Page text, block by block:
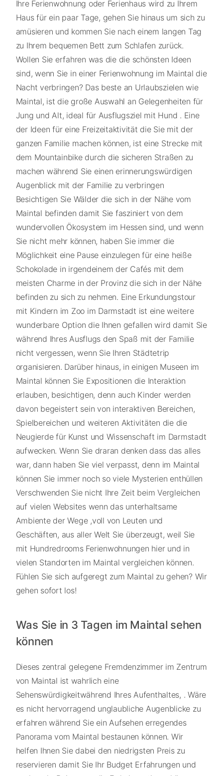
Ihre Ferienwohnung oder Ferienhaus wird zu Ihrem
Haus für ein paar Tage, gehen Sie hinaus um sich zu
amüsieren und kommen Sie nach einem langen Tag
zu Ihrem bequemen Bett zum Schlafen zurück.
Wollen Sie erfahren was die die schönsten Ideen
sind, wenn Sie in einer Ferienwohnung im Maintal die
Nacht verbringen? Das beste an Urlaubszielen wie
Maintal, ist die große Auswahl an Gelegenheiten für
Jung und Alt, ideal für Ausflugsziel mit Hund . Eine
der Ideen für eine Freizeitaktivität die Sie mit der
ganzen Familie machen können, ist eine Strecke mit
dem Mountainbike durch die sicheren Straßen zu
machen während Sie einen erinnerungswürdigen
Augenblick mit der Familie zu verbringen
Besichtigen Sie Wälder die sich in der Nähe vom
Maintal befinden damit Sie fasziniert von dem
wundervollen Ökosystem im Hessen sind, und wenn
Sie nicht mehr können, haben Sie immer die
Möglichkeit eine Pause einzulegen für eine heiße
Schokolade in irgendeinem der Cafés mit dem
meisten Charme in der Provinz die sich in der Nähe
befinden zu sich zu nehmen. Eine Erkundungstour
mit Kindern im Zoo im Darmstadt ist eine weitere
wunderbare Option die Ihnen gefallen wird damit Sie
während Ihres Ausflugs den Spaß mit der Familie
nicht vergessen, wenn Sie Ihren Städtetrip
organisieren. Darüber hinaus, in einigen Museen im
Maintal können Sie Expositionen die Interaktion
erlauben, besichtigen, denn auch Kinder werden
davon begeistert sein von interaktiven Bereichen,
Spielbereichen und weiteren Aktivitäten die die
Neugierde für Kunst und Wissenschaft im Darmstadt
aufwecken. Wenn Sie draran denken dass das alles
war, dann haben Sie viel verpasst, denn im Maintal
können Sie immer noch so viele Mysterien enthüllen
Verschwenden Sie nicht Ihre Zeit beim Vergleichen
auf vielen Websites wenn das unterhaltsame
Ambiente der Wege ,voll von Leuten und
Geschäften, aus aller Welt Sie überzeugt, weil Sie
mit Hundredrooms Ferienwohnungen hier und in
vielen Standorten im Maintal vergleichen können.
Fühlen Sie sich aufgeregt zum Maintal zu gehen? Wir
gehen sofort los!
Was Sie in 3 Tagen im Maintal sehen
können
Dieses zentral gelegene Fremdenzimmer im Zentrum
von Maintal ist wahrlich eine
Sehenswürdigkeitwährend Ihres Aufenthaltes, . Wäre
es nicht hervorragend unglaubliche Augenblicke zu
erfahren während Sie ein Aufsehen erregendes
Panorama vom Maintal bestaunen können. Wir
helfen Ihnen Sie dabei den niedrigsten Preis zu
reservieren damit Sie Ihr Budget Erfahrungen und